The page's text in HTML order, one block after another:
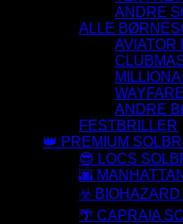
ANDRE
ALLE
AVIATOR
ANDRE
FESTBRILLER
👑 PREMIUM
😎 LOCS
🌆
☣️ BIOHAZARD
🌴 CAPRAIA